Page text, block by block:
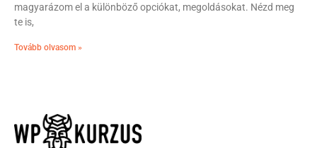
magyarázom el a különböző opciókat, megoldásokat. Nézd meg
te is,
Tovább olvasom »